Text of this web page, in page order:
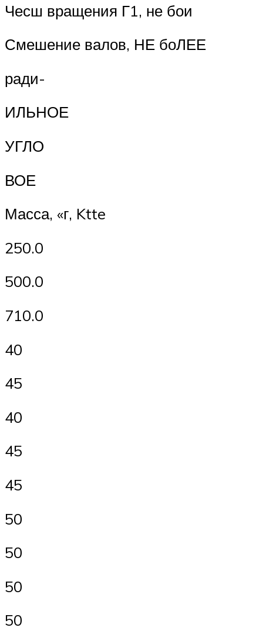
Чесш вращения Г1, не бои
Смешение валов, НЕ боЛЕЕ
ради-
ИЛЬНОЕ
УГЛО
ВОЕ
Масса, «г, Ktte
250.0
500.0
710.0
40
45
40
45
45
50
50
50
50